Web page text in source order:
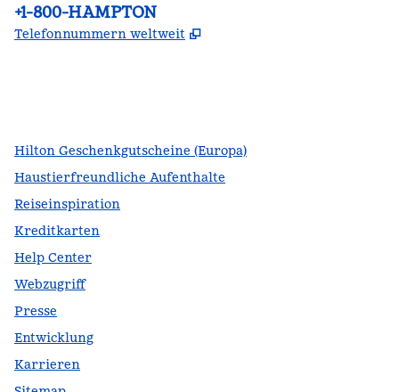
Telefon:
+1-800-HAMPTON
Telefonnummern weltweit ,
Hilton Geschenkgutscheine (Europa)
Haustierfreundliche Aufenthalte
Reiseinspiration
Kreditkarten
Help Center
Webzugriff
Presse
Entwicklung
Karrieren